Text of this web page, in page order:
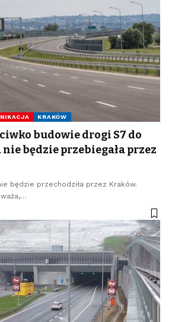
KRAKÓW
budowie drogi S7 do
będzie przebiegała przez
będzie przechodziła przez Kraków.